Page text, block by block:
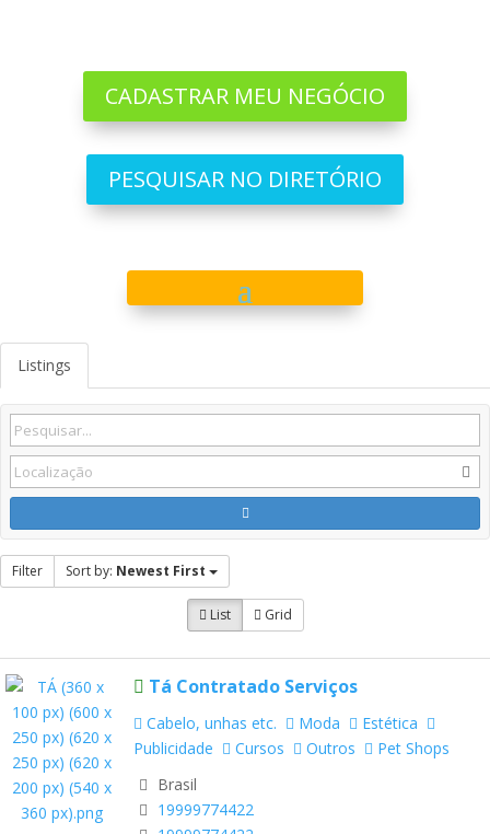
CADASTRAR MEU NEGÓCIO
PESQUISAR NO DIRETÓRIO
Listings
Filter Sort by: Newest First
List Grid
Tá Contratado Serviços
Cabelo, unhas etc. Moda
Estética
Publicidade
Cursos Outros
Pet Shops
Brasil
19999774422